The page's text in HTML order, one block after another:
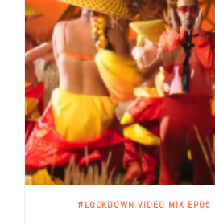
#LOCKDOWN VIDEO MIX EP05